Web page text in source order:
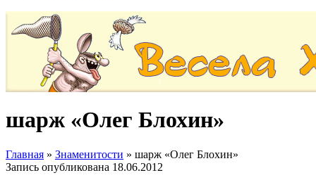
шарж «Олег Блохин»
Главная » Знаменитости » шарж «Олег Блохин»
Запись опубликована 18.06.2012